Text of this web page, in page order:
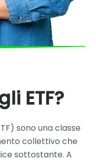
ETF?
sono una classe
collettivo che
sottostante. A